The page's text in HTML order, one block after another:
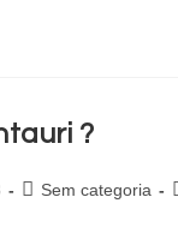
?
Sem categoria